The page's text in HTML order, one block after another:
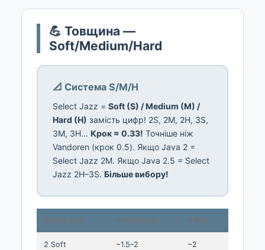
💪 Товщина —
Soft/Medium/Hard
📐 Система S/M/H
Select Jazz = Soft (S) / Medium (M) /
Hard (H) замість цифр! 2S, 2M, 2H, 3S,
3M, 3H... Крок ≈ 0.33! Точніше ніж
Vandoren (крок 0.5). Якщо Java 2 =
Select Jazz 2M. Якщо Java 2.5 = Select
Jazz 2H–3S. Більше вибору!
Select Jazz ≈ Vandoren ≈ Rico
2 Soft ~1.5–2 ~2